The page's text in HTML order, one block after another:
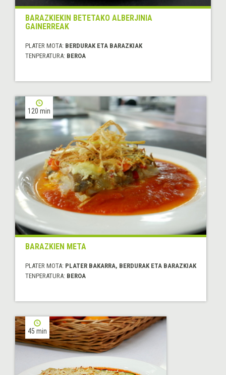
BARAZKIEKIN BETETAKO ALBERJINIA
GAINERREAK
PLATER MOTA: BERDURAK ETA BARAZKIAK
TENPERATURA: BEROA
120 min
BARAZKIEN META
PLATER MOTA: PLATER BAKARRA, BERDURAK ETA BARAZKIAK
TENPERATURA: BEROA
45 min